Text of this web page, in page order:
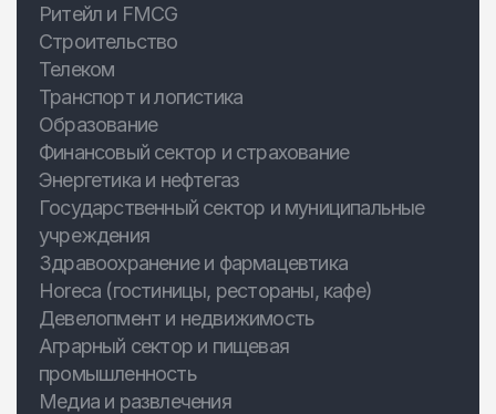
Ритейл и FMCG
Строительство
Телеком
Транспорт и логистика
Образование
Финансовый сектор и страхование
Энергетика и нефтегаз
Государственный сектор и муниципальные
учреждения
Здравоохранение и фармацевтика
Horeca (гостиницы, рестораны, кафе)
Девелопмент и недвижимость
Аграрный сектор и пищевая
промышленность
Медиа и развлечения